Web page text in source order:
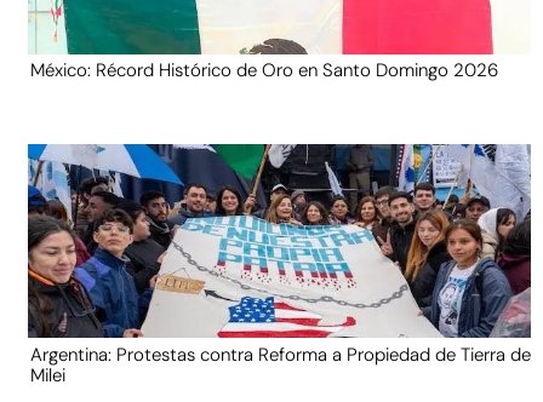
México: Récord Histórico de Oro en Santo Domingo 2026
Argentina: Protestas contra Reforma a Propiedad de Tierra de
Milei